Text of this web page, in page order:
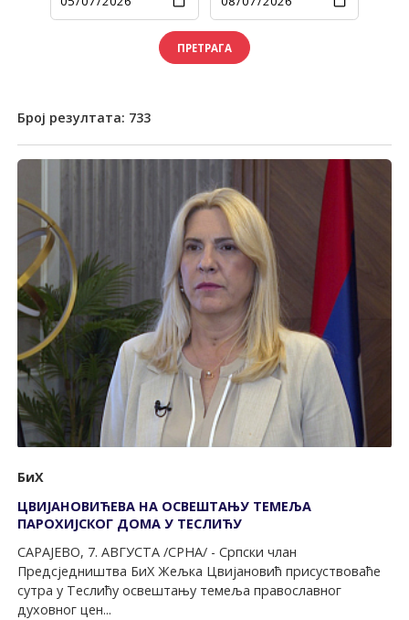
ПРЕТРАГА
Број резултата: 733
БиХ
ЦВИЈАНОВИЋЕВА НА ОСВЕШТАЊУ ТЕМЕЉА
ПАРОХИЈСКОГ ДОМА У ТЕСЛИЋУ
САРАЈЕВО, 7. АВГУСТА /СРНА/ - Српски члан
Предсједништва БиХ Жељка Цвијановић присуствоваће
сутра у Теслићу освештању темеља православног
духовног цен...